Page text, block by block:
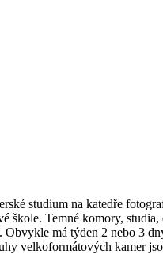
studium na katedře
škole. Temné komory,
má týden 2 nebo 3
velkoformátových kamer